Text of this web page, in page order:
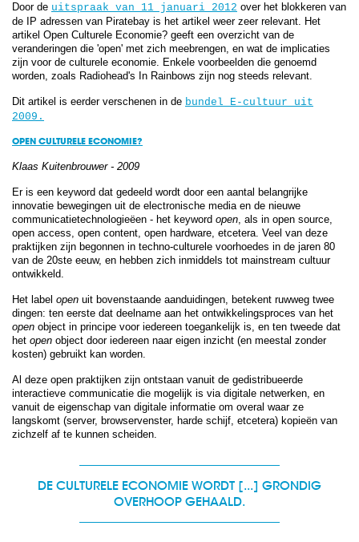
Door de uitspraak van 11 januari 2012 over het blokkeren van
de IP adressen van Piratebay is het artikel weer zeer relevant. Het
artikel Open Culturele Economie? geeft een overzicht van de
veranderingen die 'open' met zich meebrengen, en wat de implicaties
zijn voor de culturele economie. Enkele voorbeelden die genoemd
worden, zoals Radiohead's In Rainbows zijn nog steeds relevant.
Dit artikel is eerder verschenen in de bundel E-cultuur uit
2009.
​OPEN CULTURELE ECONOMIE?
Klaas Kuitenbrouwer - 2009
Er is een keyword dat gedeeld wordt door een aantal belangrijke
innovatie bewegingen uit de electronische media en de nieuwe
communicatietechnologieëen - het keyword open, als in open source,
open access, open content, open hardware, etcetera. Veel van deze
praktijken zijn begonnen in techno-culturele voorhoedes in de jaren 80
van de 20ste eeuw, en hebben zich inmiddels tot mainstream cultuur
ontwikkeld.
Het label open uit bovenstaande aanduidingen, betekent ruwweg twee
dingen: ten eerste dat deelname aan het ontwikkelingsproces van het
open object in principe voor iedereen toegankelijk is, en ten tweede dat
het open object door iedereen naar eigen inzicht (en meestal zonder
kosten) gebruikt kan worden.
Al deze open praktijken zijn ontstaan vanuit de gedistribueerde
interactieve communicatie die mogelijk is via digitale netwerken, en
vanuit de eigenschap van digitale informatie om overal waar ze
langskomt (server, browservenster, harde schijf, etcetera) kopieën van
zichzelf af te kunnen scheiden.
DE CULTURELE ECONOMIE WORDT [...] GRONDIG
OVERHOOP GEHAALD.